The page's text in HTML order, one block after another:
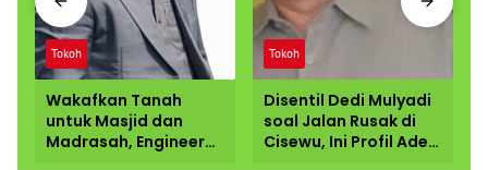
Tokoh
Wakafkan Tanah
untuk Masjid dan
Madrasah, Engineer
Tokoh
Disentil Dedi Mulyadi
soal Jalan Rusak di
Cisewu, Ini Profil Ade